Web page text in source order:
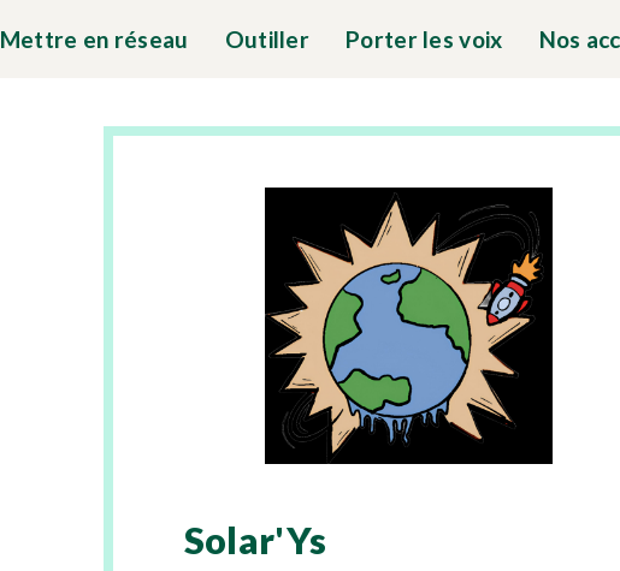
Mettre en réseau Outiller Porter les voix Nos
Solar'Ys